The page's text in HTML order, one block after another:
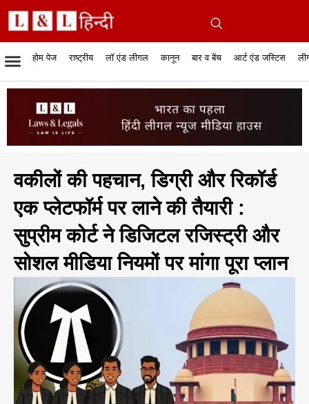
होम पेज राष्ट्रीय
रिपोर्टेबल जजमेंट सुप्रीम कोर्ट हाईकोर्ट
लॉ एंड लीगल
रिसर्च एनालाईसिस एंड लॉ केस स्टेटस
कानून
व्यापार में कानून फिल्में और कानून
बार व बेंच
बार एसोसिएशन बार
आर्ट एंड जस्टिस
जस्टिस एंड जस्टिस
वकीलों की पहचान, डिग्री और रिकॉर्ड
एक प्लेटफॉर्म पर लाने की तैयारी :
सुप्रीम कोर्ट ने डिजिटल रजिस्ट्री और
सोशल मीडिया नियमों पर मांगा पूरा प्लान